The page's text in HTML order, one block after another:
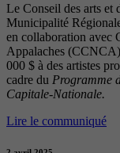
Le Conseil des arts et
Municipalité
en collaboration avec
Appalaches
000 $ à des artistes
cadre du Programme
Capitale-Nationale.
Lire le communiqué